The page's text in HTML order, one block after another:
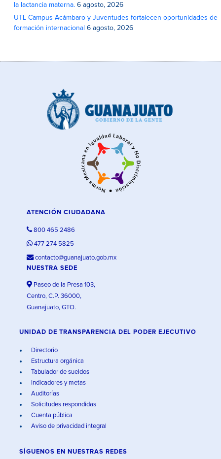
la lactancia materna. 6 agosto, 2026
UTL Campus Acámbaro y Juventudes fortalecen oportunidades de
formación internacional 6 agosto, 2026
ATENCIÓN CIUDADANA
800 465 2486
477 274 5825
contacto@guanajuato.gob.mx
NUESTRA SEDE
Paseo de la Presa 103,
Centro, C.P. 36000,
Guanajuato, GTO.
UNIDAD DE TRANSPARENCIA DEL PODER EJECUTIVO
Directorio
Estructura orgánica
Tabulador de sueldos
Indicadores y metas
Auditorías
Solicitudes respondidas
Cuenta pública
Aviso de privacidad integral
SÍGUENOS EN NUESTRAS REDES